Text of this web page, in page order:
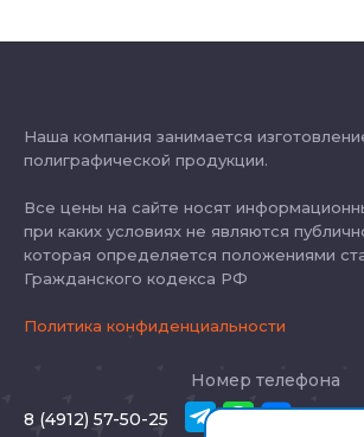
Наша компания занимается
полиграфической продукции.
Все цены на сайте носят
при каких условиях не являются
которая определяется положениями
Гражданского кодекса РФ
Политика конфиденциальности
Номер телефона
8 (4912) 57-50-25